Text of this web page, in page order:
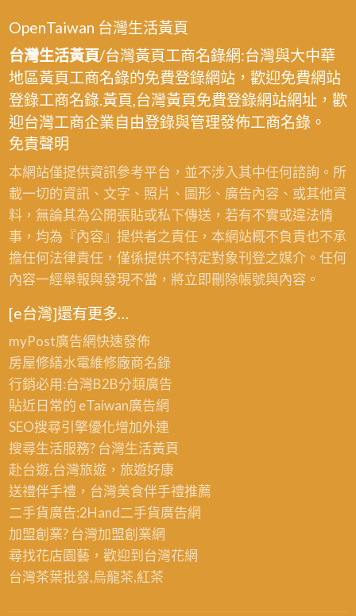
OpenTaiwan 台灣生活黃頁
台灣生活黃頁/台灣黃頁工商名錄網:台灣與大中華
地區黃頁工商名錄的免費登錄網站，歡迎免費網站
登錄工商名錄.黃頁,台灣黃頁免費登錄網站網址，歡
迎台灣工商企業自由登錄與管理發佈工商名錄。
免責聲明
本網站僅提供資訊參考平台，並不涉入其中任何諮詢。所
載一切的資訊、文字、照片、圖形、廣告內容、或其他資
料，無論其為公開張貼或私下傳送，若有不實或違法情
事，均為『內容』提供者之責任，本網站概不負責也不承
擔任何法律責任，僅係提供不特定對象刊登之媒介。任何
內容一經舉報與發現不當，將立即刪除帳號與內容。
[e台灣]還有更多…
myPost廣告網快速發佈
房屋修繕水電維修廠商名錄
行銷必用:台灣B2B分類廣告
貼近日常的 eTaiwan廣告網
SEO搜尋引擎優化增加外連
搜尋生活服務? 台灣生活黃頁
赴台遊,台灣旅遊，旅遊好康
送禮伴手禮，台灣美食伴手禮推薦
二手貨廣告:2Hand二手貨廣告網
加盟創業? 台灣加盟創業網
尋找花店園藝，歡迎到 台灣花網
台灣茶葉批發,烏龍茶,紅茶